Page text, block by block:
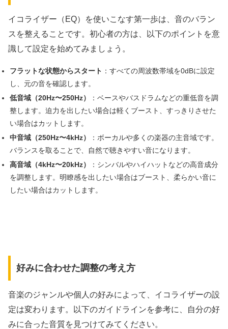
イコライザー（EQ）を使いこなす第一歩は、音のバラン
スを整えることです。初心者の方は、以下のポイントを意
識して設定を始めてみましょう。
フラットな状態からスタート ：すべての周波数帯域を0dBに設定
し、元の音を確認します。
低音域（20Hz〜250Hz）
：ベースやバスドラムなどの重低音を調
整します。迫力を出したい場合は軽くブースト、すっきりさせた
い場合はカットします。
中音域（250Hz〜4kHz）
：ボーカルや多くの楽器の主音域です。
バランスを取ることで、自然で聴きやすい音になります。
高音域（4kHz〜20kHz）
：シンバルやハイハットなどの高音成分
を調整します。明瞭感を出したい場合はブースト、柔らかい音に
したい場合はカットします。
好みに合わせた調整の考え方
音楽のジャンルや個人の好みによって、イコライザーの設
定は変わります。以下のガイドラインを参考に、自分の好
みに合った音質を見つけてみてください。